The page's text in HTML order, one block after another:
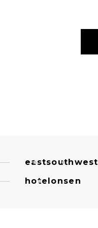
eastsouthwest
hotelonsen